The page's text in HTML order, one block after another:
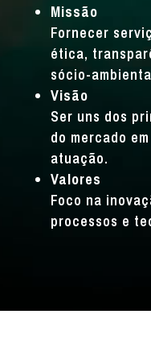
Missão
Fornecer
ética,
sócio-
Visão
Ser uns dos
do mercado
atuação.
Valores
Foco na
processos e